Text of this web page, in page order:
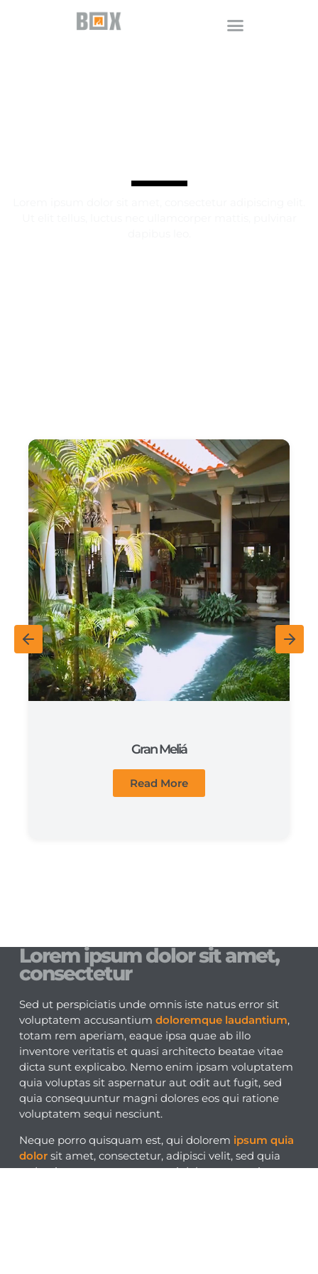
Gran Meliá
Read More
Lorem ipsum dolor sit amet,
consectetur
Sed ut perspiciatis unde omnis iste natus error sit
voluptatem accusantium doloremque laudantium,
totam rem aperiam, eaque ipsa quae ab illo
inventore veritatis et quasi architecto beatae vitae
dicta sunt explicabo. Nemo enim ipsam voluptatem
quia voluptas sit aspernatur aut odit aut fugit, sed
quia consequuntur magni dolores eos qui ratione
voluptatem sequi nesciunt.
Neque porro quisquam est, qui dolorem ipsum quia
dolorsit amet, consectetur, adipisci velit, sed quia
sed quia consequuntur magni dolores eos qui